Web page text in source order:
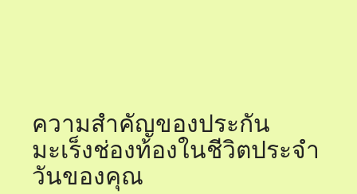
ความสำคัญของประกัน
มะเร็งช่องท้องในชีวิตประจำ
วันของคุณ